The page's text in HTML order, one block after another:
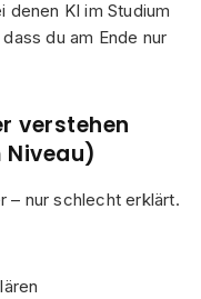
denen KI im Studium
du am Ende nur
verstehen
– nur schlecht erklärt.